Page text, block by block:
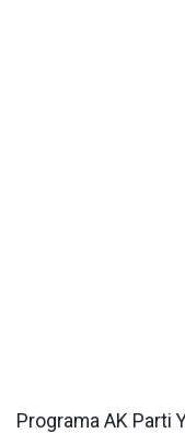
Programa AK Parti